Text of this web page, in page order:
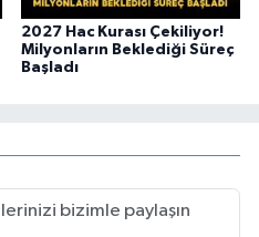
2027 Hac Kurası Çekiliyor!
Milyonların Beklediği Süreç
Başladı